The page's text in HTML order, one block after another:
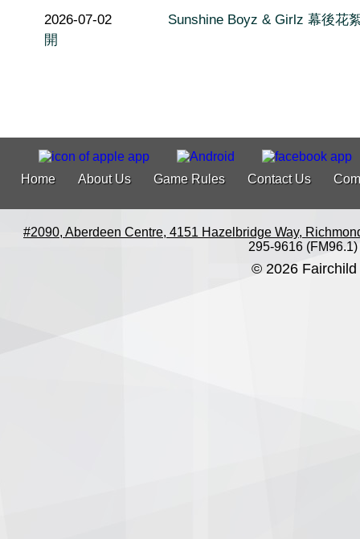
2026-07-02
Sunshine Boyz & Girlz 幕後花
開
Home About Us Game Rules Contact Us
#2090, Aberdeen Centre, 4151 Hazelbridge Way,
295-9616 (FM96.1)
© 2026 Fairchild